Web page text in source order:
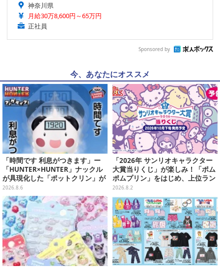
神奈川県
月給30万8,600円～65万円
正社員
Sponsored by
今、あなたにオススメ
「時間です 利息がつきます」ー
「HUNTER×HUNTER」ナックル
が具現化した「ポットクリン」が
貯金箱としてプライズ展開
2026.8.6
「2026年 サンリオキャラクター
大賞当りくじ」が楽しみ！「ポム
ポムプリン」をはじめ、上位ラン
クインが登場するスペシャル企画
2026.8.2